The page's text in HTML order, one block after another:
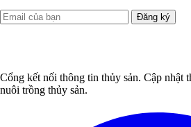
Đăng ký
Cổng kết nối thông tin thủy sản. Cập nhật
nuôi trồng thủy sản.